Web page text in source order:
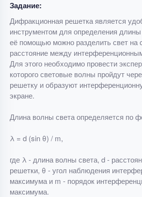
Задание:
Дифракционная решетка является
инструментом для определения
её помощью можно разделить свет на
расстояние между
Для этого необходимо провести
которого световые волны пройдут
решетку и образуют
экране.
Длина волны света определяется по
λ = d (sin θ) / m,
где λ - длина волны света, d -
решетки, θ - угол наблюдения
максимума и m - порядок
максимума.